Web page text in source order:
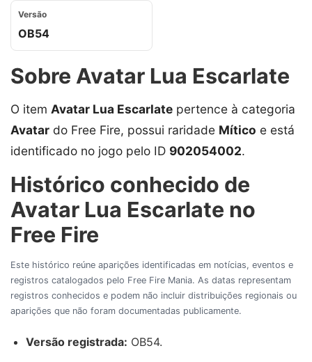
Versão
OB54
Sobre Avatar Lua Escarlate
O item Avatar Lua Escarlate pertence à categoria
Avatar do Free Fire, possui raridade Mítico e está
identificado no jogo pelo ID 902054002.
Histórico conhecido de
Avatar Lua Escarlate no
Free Fire
Este histórico reúne aparições identificadas em notícias, eventos e
registros catalogados pelo Free Fire Mania. As datas representam
registros conhecidos e podem não incluir distribuições regionais ou
aparições que não foram documentadas publicamente.
Versão registrada: OB54.